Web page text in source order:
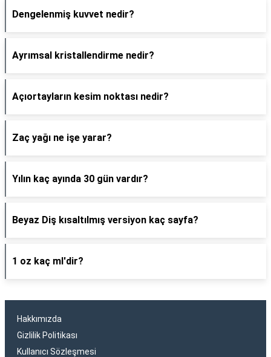
Dengelenmiş kuvvet nedir?
Ayrımsal kristallendirme nedir?
Açıortayların kesim noktası nedir?
Zaç yağı ne işe yarar?
Yılın kaç ayında 30 gün vardır?
Beyaz Diş kısaltılmış versiyon kaç sayfa?
1 oz kaç ml'dir?
Hakkımızda
Gizlilik Politikası
Kullanıcı Sözleşmesi